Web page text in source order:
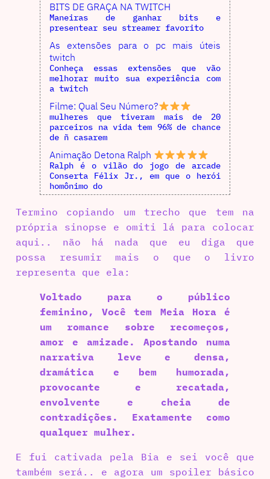
BITS DE GRAÇA NA TWITCH
Maneiras de ganhar bits e
presentear seu streamer favorito
As extensões para o pc mais úteis
twitch
Conheça essas extensões que vão
melhorar muito sua experiência com
a twitch
Filme: Qual Seu Número?
mulheres que tiveram mais de 20
parceiros na vida tem 96% de chance
de ñ casarem
Animação Detona Ralph
Ralph é o vilão do jogo de arcade
Conserta Félix Jr., em que o herói
homônimo do
Termino copiando um trecho que tem na
própria sinopse e omiti lá para colocar
aqui.. não há nada que eu diga que
possa resumir mais o que o livro
representa que ela:
Voltado para o público
feminino, Você tem Meia Hora é
um romance sobre recomeços,
amor e amizade. Apostando numa
narrativa leve e densa,
dramática e bem humorada,
provocante e recatada,
envolvente e cheia de
contradições. Exatamente como
qualquer mulher.
E fui cativada pela Bia e sei você que
também será.. e agora um spoiler básico